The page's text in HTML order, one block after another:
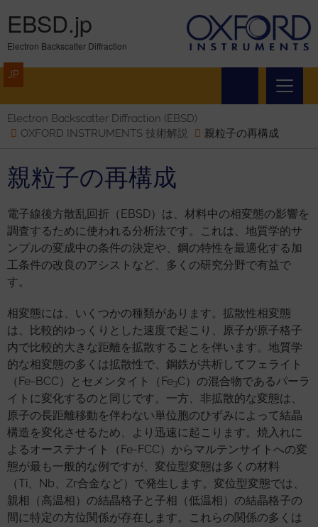
EBSD.jp
Electron Backscatter Diffraction
JP
Electron Backscatter Diffraction (EBSD)
OXFORD INSTRUMENTS 技術解説
親粒子の再構成
親粒子の再構成
電子線後方散乱回折（EBSD）は、材料中の相変態の影響を
調査するために使われる分析法です。これは、地質学的サ
ンプルの変成中の条件の決定や、鋼の特性を最適化する加
工条件の改良のアシストなど、多くの研究分野で有益で
す。
相変態には、いくつかの種類があります。拡散性相変態
は、比較的ゆっくりとした速度で起こり、原子が原子格子
内で比較的大きな距離を拡散することを伴います。地質学
的な相変態の多くは拡散性で、鋼鉄が共析してフェライト
（Fe-BCC）とセメンタイト（Fe3C）の混合物であるパーラ
イトに変化するのと同じです。一方、非拡散的な変態は、
原子の長距離移動を伴わない単位胞のひずみによって結晶
構造を変化させるため、より迅速に起こります。焼入れに
よるオーステナイト（Fe-FCC）からマルテンサイトへの変
態が最も一般的な例ですが、変位型変態は多くの材料
（Ti、Nb、Zr合金など）で発生します。変位型変態では、
親相（高温相）の結晶格子と子相（低温相）の結晶格子の
間に特定の方位関係が存在します。これらの関係の多くは